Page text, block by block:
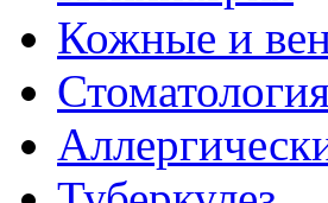
Кожные и